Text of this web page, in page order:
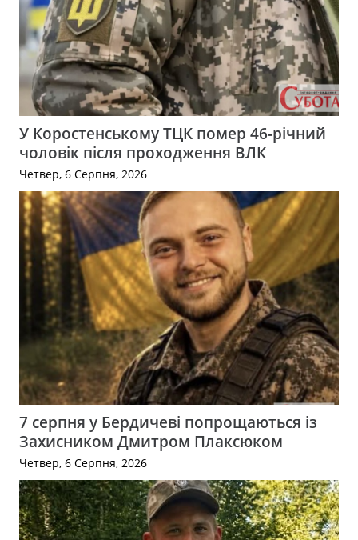
У Коростенському ТЦК помер 46-річний
чоловік після проходження ВЛК
Четвер, 6 Серпня, 2026
7 серпня у Бердичеві попрощаються із
Захисником Дмитром Плаксюком
Четвер, 6 Серпня, 2026